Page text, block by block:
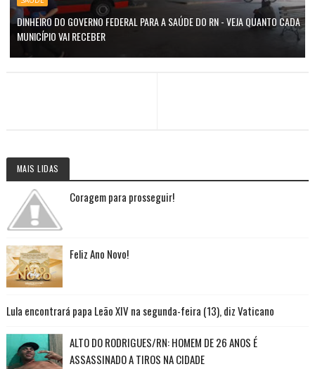
DINHEIRO DO GOVERNO FEDERAL PARA A SAÚDE DO RN - VEJA QUANTO CADA
MUNICÍPIO VAI RECEBER
MAIS LIDAS
Coragem para prosseguir!
Feliz Ano Novo!
Lula encontrará papa Leão XIV na segunda-feira (13), diz Vaticano
ALTO DO RODRIGUES/RN: HOMEM DE 26 ANOS É
ASSASSINADO A TIROS NA CIDADE